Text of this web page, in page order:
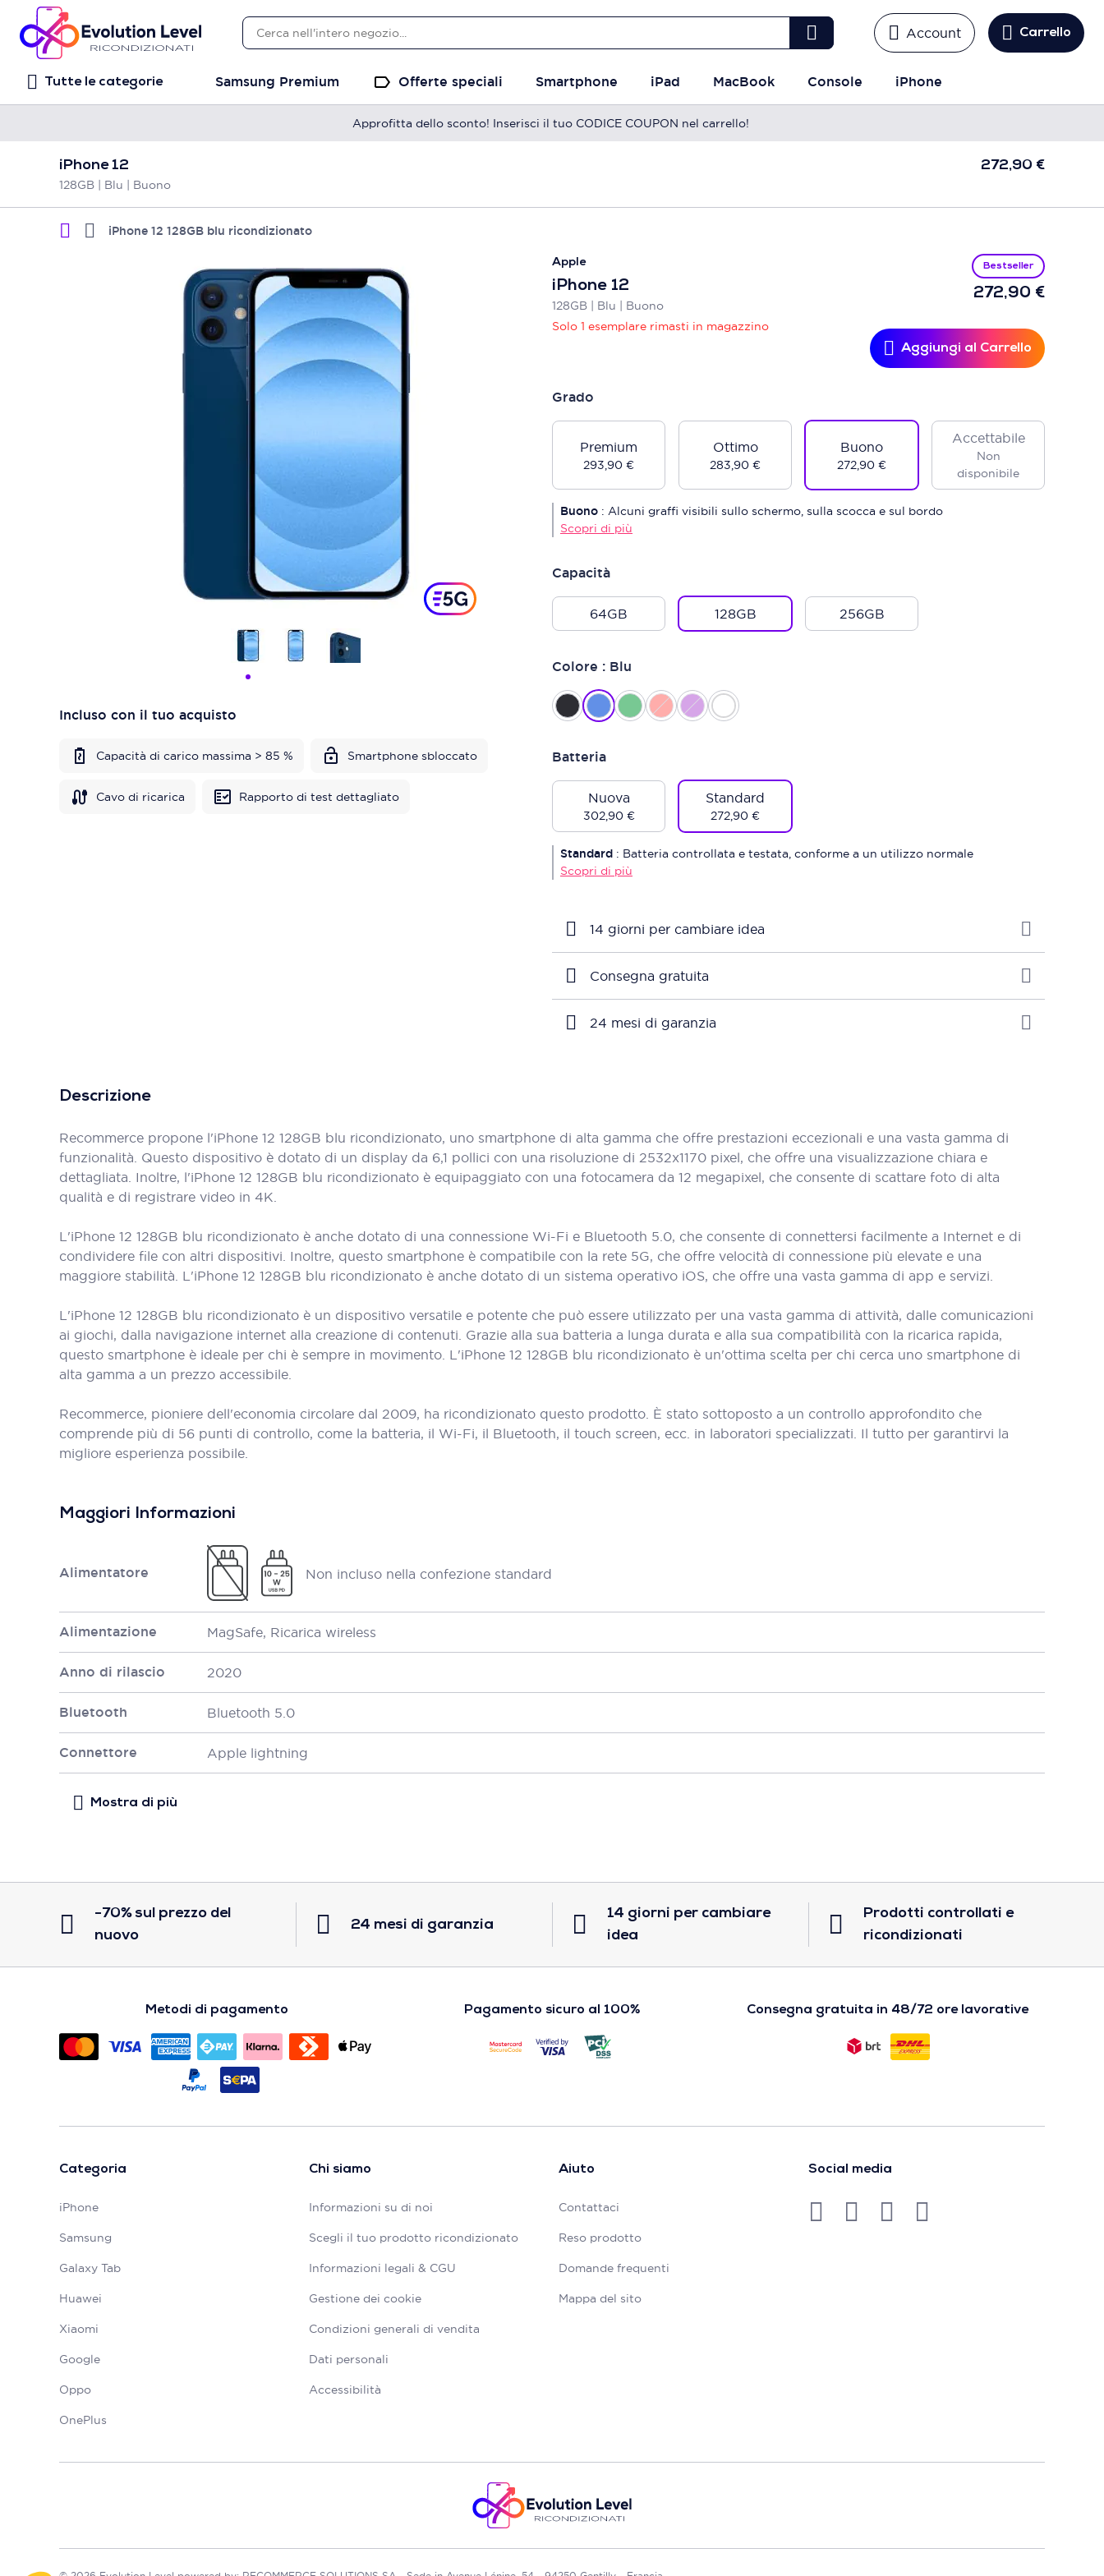
Account Carrello
Tutte le categorie Samsung Premium Offerte speciali Smartphone iPad MacBook Console iPhone
Approfitta dello sconto! Inserisci il tuo CODICE COUPON nel carrello!
iPhone 12
128GB | Blu | Buono
272,90 €
iPhone 12 128GB blu ricondizionato
Apple
iPhone 12
128GB | Blu | Buono
Solo 1 esemplare rimasti in magazzino
Bestseller
Incluso con il tuo acquisto
Capacità di carico massima > 85 % Smartphone sbloccato
Cavo di ricarica Rapporto di test dettagliato
272,90 €
Aggiungi al Carrello
Grado
Premium
293,90 €
Ottimo
283,90 €
Buono
272,90 €
Accettabile
Non
disponibile
Buono : Alcuni graffi visibili sullo schermo, sulla scocca e sul bordo
Scopri di più
Capacità
64GB 128GB 256GB
Colore : Blu
Batteria
Nuova
302,90 €
Standard
272,90 €
Standard : Batteria controllata e testata, conforme a un utilizzo normale
Scopri di più
14 giorni per cambiare idea
Consegna gratuita
24 mesi di garanzia
Descrizione
Recommerce propone l'iPhone 12 128GB blu ricondizionato, uno smartphone di alta gamma che offre prestazioni eccezionali e una vasta gamma di
funzionalità. Questo dispositivo è dotato di un display da 6,1 pollici con una risoluzione di 2532x1170 pixel, che offre una visualizzazione chiara e
dettagliata. Inoltre, l'iPhone 12 128GB blu ricondizionato è equipaggiato con una fotocamera da 12 megapixel, che consente di scattare foto di alta
qualità e di registrare video in 4K.
L'iPhone 12 128GB blu ricondizionato è anche dotato di una connessione Wi-Fi e Bluetooth 5.0, che consente di connettersi facilmente a Internet e di
condividere file con altri dispositivi. Inoltre, questo smartphone è compatibile con la rete 5G, che offre velocità di connessione più elevate e una
maggiore stabilità. L'iPhone 12 128GB blu ricondizionato è anche dotato di un sistema operativo iOS, che offre una vasta gamma di app e servizi.
L'iPhone 12 128GB blu ricondizionato è un dispositivo versatile e potente che può essere utilizzato per una vasta gamma di attività, dalle comunicazioni
ai giochi, dalla navigazione internet alla creazione di contenuti. Grazie alla sua batteria a lunga durata e alla sua compatibilità con la ricarica rapida,
questo smartphone è ideale per chi è sempre in movimento. L'iPhone 12 128GB blu ricondizionato è un'ottima scelta per chi cerca uno smartphone di
alta gamma a un prezzo accessibile.
Recommerce, pioniere dell'economia circolare dal 2009, ha ricondizionato questo prodotto. È stato sottoposto a un controllo approfondito che
comprende più di 56 punti di controllo, come la batteria, il Wi-Fi, il Bluetooth, il touch screen, ecc. in laboratori specializzati. Il tutto per garantirvi la
migliore esperienza possibile.
Maggiori Informazioni
Alimentatore Non incluso nella confezione standard
Alimentazione MagSafe, Ricarica wireless
Anno di rilascio 2020
Bluetooth Bluetooth 5.0
Connettore Apple lightning
-70% sul prezzo del
nuovo
24 mesi di garanzia
14 giorni per cambiare
idea
Prodotti controllati e
ricondizionati
Metodi di pagamento Pagamento sicuro al 100% Consegna gratuita in 48/72 ore lavorative
Categoria
iPhone
Samsung
Galaxy Tab
Huawei
Xiaomi
Google
Oppo
OnePlus
Chi siamo
Informazioni su di noi
Scegli il tuo prodotto ricondizionato
Informazioni legali & CGU
Gestione dei cookie
Condizioni generali di vendita
Dati personali
Accessibilità
Aiuto
Contattaci
Reso prodotto
Domande frequenti
Mappa del sito
Social media